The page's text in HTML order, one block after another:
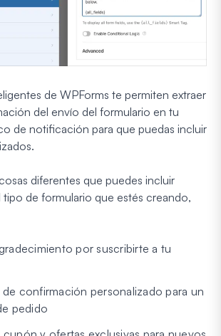
de WPForms te permiten extraer
del envío del formulario en tu
de notificación para que puedas incluir
diferentes que puedes incluir
de formulario que estés creando,
por suscribirte a tu
de confirmación personalizado para un
pedido